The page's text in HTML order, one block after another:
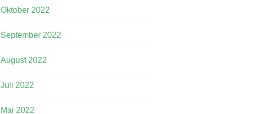
Oktober 2022
September 2022
August 2022
Juli 2022
Mai 2022